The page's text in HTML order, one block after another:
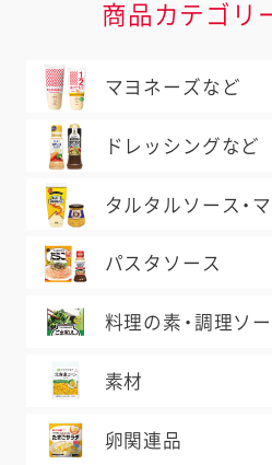
商品カテゴリ
マヨネーズなど
ドレッシングなど
タルタルソース・
パスタソース
料理の素・調理ソ
素材
卵関連品